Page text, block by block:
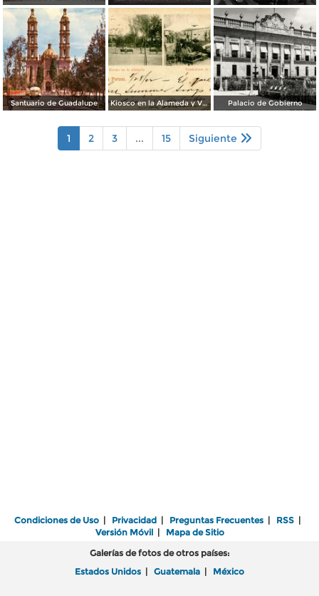
Santuario de Guadalupe Kiosco en la Alameda y Vendedores de Frutas Palacio de Gobierno
1 2 3 ... 15 Siguiente
Condiciones de Uso | Privacidad | Preguntas Frecuentes | RSS |
Versión Móvil| Mapa de Sitio
Galerías de fotos de otros países:
Estados Unidos | Guatemala | México